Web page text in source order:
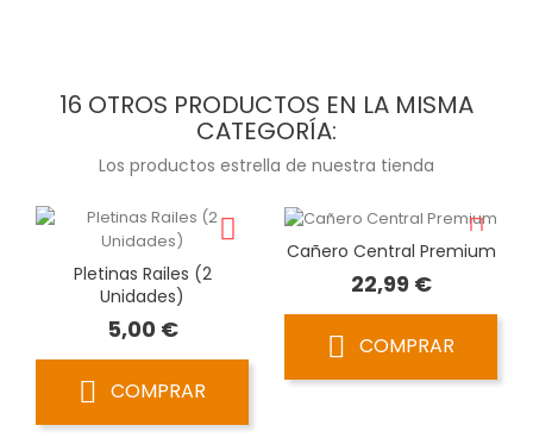
16 OTROS PRODUCTOS EN LA MISMA
CATEGORÍA:
Los productos estrella de nuestra tienda
Pletinas Railes (2
Unidades)
5,00 €Precio
COMPRAR
Cañero Central Premium
22,99 €Precio
COMPRAR